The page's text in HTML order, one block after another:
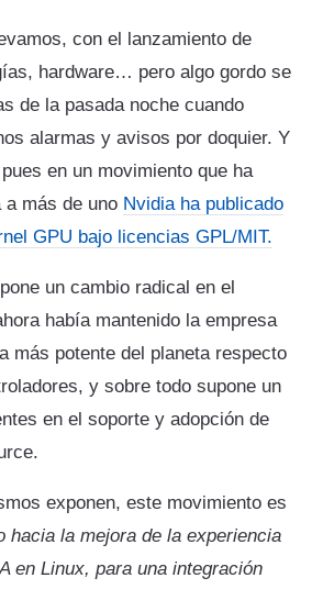
con el lanzamiento de
hardware… pero algo gordo se
de la pasada noche cuando
alarmas y avisos por doquier. Y
en un movimiento que ha
más de uno Nvidia ha publicado
GPU bajo licencias GPL/MIT.
un cambio radical en el
había mantenido la empresa
más potente del planeta respecto
y sobre todo supone un
en el soporte y adopción de
exponen, este movimiento es
hacia la mejora de la experiencia
en Linux, para una integración